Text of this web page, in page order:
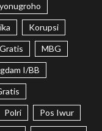
Korupsi
MBG
I/BB
Polri Pos Iwur